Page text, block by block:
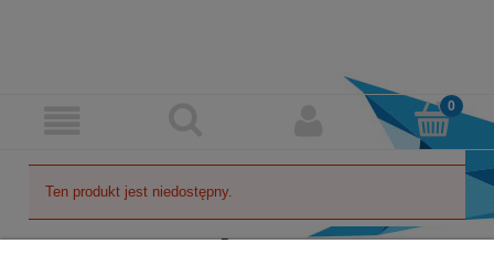
Ten produkt jest niedostępny.
Pomoc